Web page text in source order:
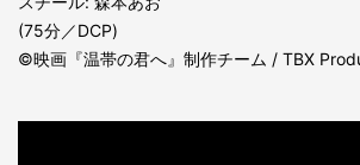
(75分／DCP)
©映画『温帯の君へ』制作チーム / TBX